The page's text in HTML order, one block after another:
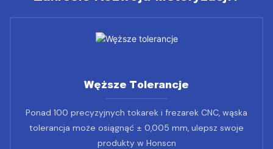
Węższe Tolerancje
Ponad 100 precyzyjnych tokarek i frezarek CNC, wąska
tolerancja może osiągnąć ± 0,005 mm, ulepsz swoje
produkty w Honscn